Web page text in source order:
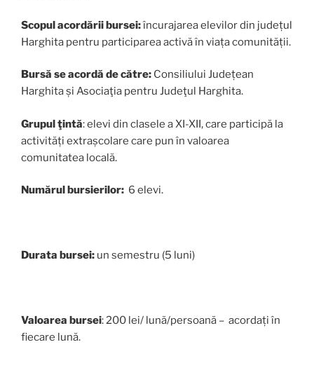
Scopul acordării bursei:încurajarea elevilor din județul
Harghita pentru participarea activă în viața comunității.
Bursă se acordă de către: Consiliului Județean
Harghita și Asociaţia pentru Judeţul Harghita.
Grupul ţintă: elevi din clasele a XI-XII, care participă la
activități extrașcolare care pun în valoarea
comunitatea locală.
Numărul bursierilor: 6 elevi.
Durata bursei: un semestru (5 luni)
Valoarea bursei: 200 lei/ lună/persoană – acordați în
fiecare lună.